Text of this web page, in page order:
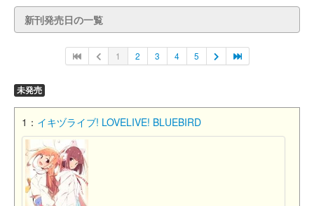
新刊発売日の一覧
1 2 3 4 5
未発売
1： イキヅライブ! LOVELIVE! BLUEBIRD